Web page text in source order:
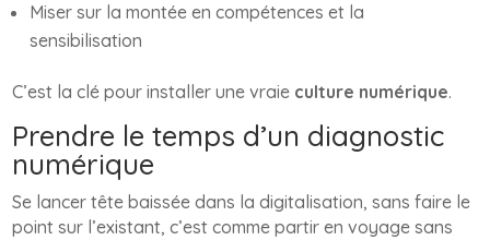
Miser sur la montée en compétences et la
sensibilisation
C’est la clé pour installer une vraie culture numérique.
Prendre le temps d’un diagnostic
numérique
Se lancer tête baissée dans la digitalisation, sans faire le
point sur l’existant, c’est comme partir en voyage sans